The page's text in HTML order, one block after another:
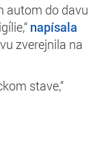
autom do davu
napísala
zverejnila na
stave,“